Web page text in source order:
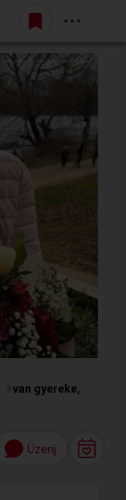
Belépés
van gyereke,
Üzenj